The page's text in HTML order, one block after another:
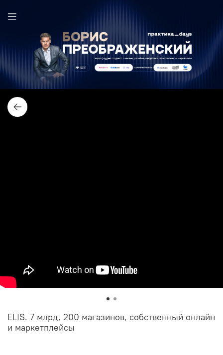
ELIS. 7 млрд, 200 магазинов, собственный онлайн
и маркетплейсы